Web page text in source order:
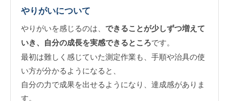
やりがいについて
やりがいを感じるのは、 できることが少しずつ増えて
いき、自分の成長を実感できるところです。
最初は難しく感じていた測定作業も、手順や治具の使
い方が分かるようになると、
自分の力で成果を出せるようになり、達成感がありま
す。